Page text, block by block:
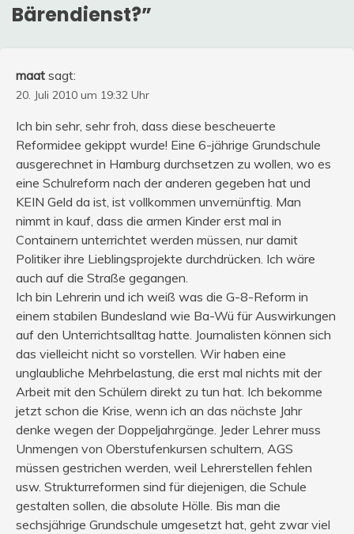
Bärendienst?”
maat sagt:
20. Juli 2010 um 19:32 Uhr
Ich bin sehr, sehr froh, dass diese bescheuerte
Reformidee gekippt wurde! Eine 6-jährige Grundschule
ausgerechnet in Hamburg durchsetzen zu wollen, wo es
eine Schulreform nach der anderen gegeben hat und
KEIN Geld da ist, ist vollkommen unvernünftig. Man
nimmt in kauf, dass die armen Kinder erst mal in
Containern unterrichtet werden müssen, nur damit
Politiker ihre Lieblingsprojekte durchdrücken. Ich wäre
auch auf die Straße gegangen.
Ich bin Lehrerin und ich weiß was die G-8-Reform in
einem stabilen Bundesland wie Ba-Wü für Auswirkungen
auf den Unterrichtsalltag hatte. Journalisten können sich
das vielleicht nicht so vorstellen. Wir haben eine
unglaubliche Mehrbelastung, die erst mal nichts mit der
Arbeit mit den Schülern direkt zu tun hat. Ich bekomme
jetzt schon die Krise, wenn ich an das nächste Jahr
denke wegen der Doppeljahrgänge. Jeder Lehrer muss
Unmengen von Oberstufenkursen schultern, AGS
müssen gestrichen werden, weil Lehrerstellen fehlen
usw. Strukturreformen sind für diejenigen, die Schule
gestalten sollen, die absolute Hölle. Bis man die
sechsjährige Grundschule umgesetzt hat, geht zwar viel